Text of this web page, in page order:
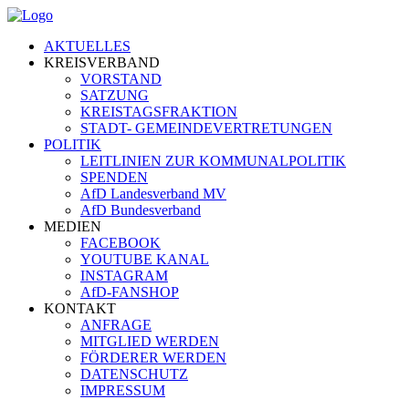
Zum
springenAKTUELLES
KREISVERBAND
VORSTAND
SATZUNG
KREISTAGSFRAKTION
STADT- GEMEINDEVERTRETUNGEN
POLITIK
LEITLINIEN ZUR KOMMUNALPOLITIK
SPENDEN
AfD Landesverband MV
AfD Bundesverband
MEDIEN
FACEBOOK
YOUTUBE KANAL
INSTAGRAM
AfD-FANSHOP
KONTAKT
ANFRAGE
MITGLIED WERDEN
FÖRDERER WERDEN
DATENSCHUTZ
IMPRESSUM